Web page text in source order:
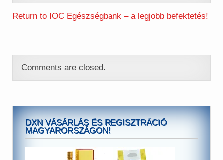
Return to IOC Egészségbank – a legjobb befektetés!
Comments are closed.
DXN VÁSÁRLÁS ÉS REGISZTRÁCIÓ
MAGYARORSZÁGON!